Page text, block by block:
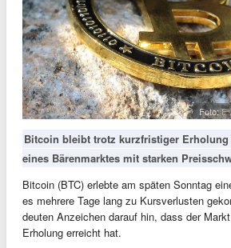
Foto:
Bitcoin bleibt trotz kurzfristiger
eines Bärenmarktes mit starken
Bitcoin (BTC) erlebte am späten Sonntag
es mehrere Tage lang zu Kursverlusten
deuten Anzeichen darauf hin, dass der
Erholung erreicht hat.